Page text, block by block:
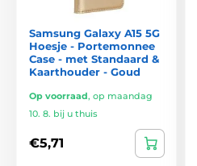
Samsung Galaxy A15 5G
Hoesje - Portemonnee
Case - met Standaard &
Kaarthouder - Goud
Op voorraad, op maandag
10. 8. bij u thuis
€5,71